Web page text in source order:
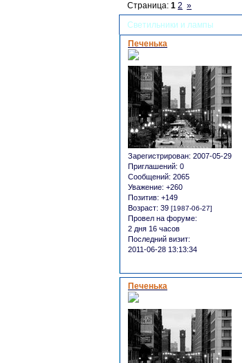
Светильники и лампы
Страница:1 2 »
Печенька
Зарегистрирован: 2007-05-29
Приглашений: 0
Сообщений: 2065
Уважение: +260
Позитив: +149
Возраст: 39 [1987-06-27]
Провел на форуме:
2 дня 16 часов
Последний визит:
2011-06-28 13:13:34
Печенька